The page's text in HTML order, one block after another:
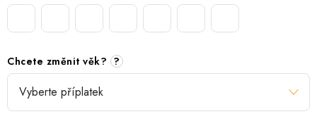
Chcete změnit věk? ?